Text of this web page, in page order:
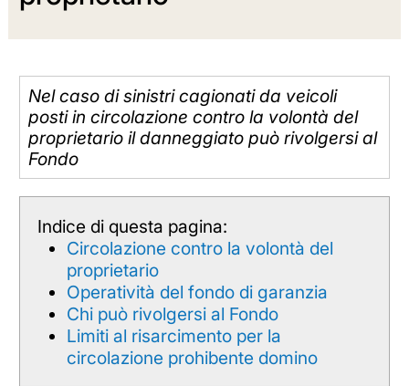
Nel caso di sinistri cagionati da veicoli
posti in circolazione contro la volontà del
proprietario il danneggiato può rivolgersi al
Fondo
Indice di questa pagina:
Circolazione contro la volontà del
proprietario
Operatività del fondo di garanzia
Chi può rivolgersi al Fondo
Limiti al risarcimento per la
circolazione prohibente domino